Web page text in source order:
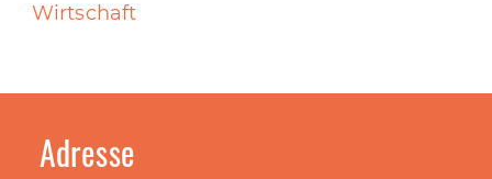
Wirtschaft
Adresse